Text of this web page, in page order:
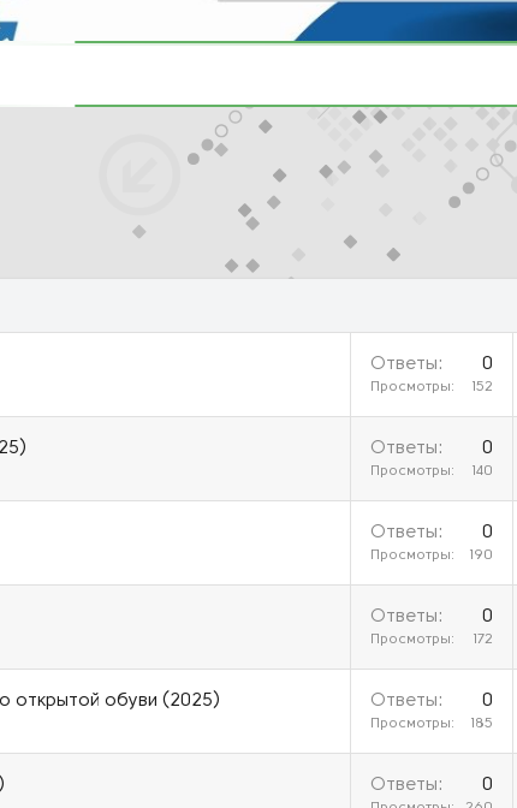
Ответы 0
Просмотры 152
Ответы 0
Просмотры 140
Ответы 0
Просмотры 190
Ответы 0
Просмотры 172
открытой обуви (2025) Ответы 0
Просмотры 185
Ответы 0